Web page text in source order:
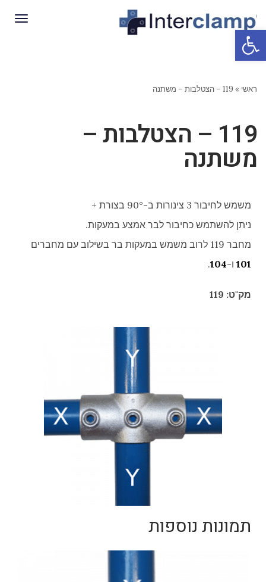
ראשי » 119 – הצטלבות – משתנה
119 – הצטלבות –
משתנה
משמש לחיבור 3 צינורות ב-90° בצורת +
ניתן להשתמש כחיבור לבר אמצע במעקות.
מחבר 119 לרוב משמש במעקות בר בשילוב עם מחברים
101 ו-104
.
מק"ט: 119
תמונות נוספות
פתח סרגל נגישות